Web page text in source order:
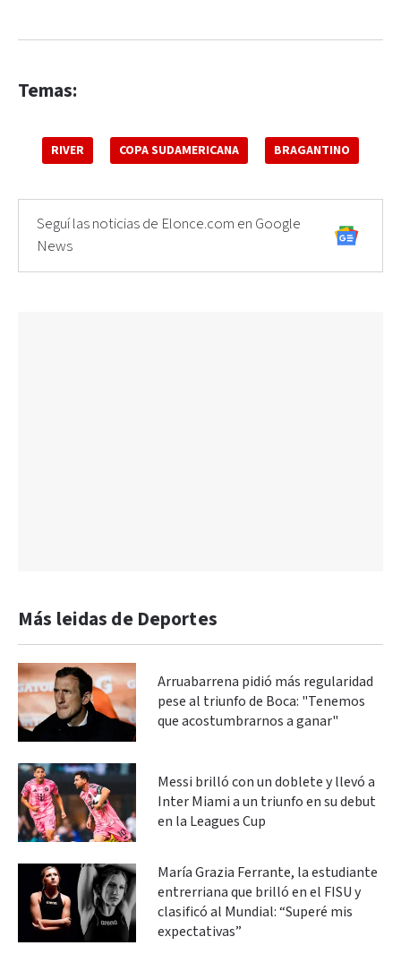
Temas:
RIVER COPA SUDAMERICANA BRAGANTINO
Seguí las noticias de Elonce.com en Google
News
Más leidas de Deportes
Arruabarrena pidió más regularidad
pese al triunfo de Boca: "Tenemos
que acostumbrarnos a ganar"
Messi brilló con un doblete y llevó a
Inter Miami a un triunfo en su debut
en la Leagues Cup
María Grazia Ferrante, la estudiante
entrerriana que brilló en el FISU y
clasificó al Mundial: “Superé mis
expectativas”